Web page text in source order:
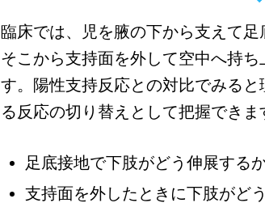
臨床では、児を腋の下から支えて足
そこから支持面を外して空中へ持
す。陽性支持反応との対比でみる
る反応の切り替えとして把握できま
足底接地で下肢がどう伸展する
支持面を外したときに下肢がど